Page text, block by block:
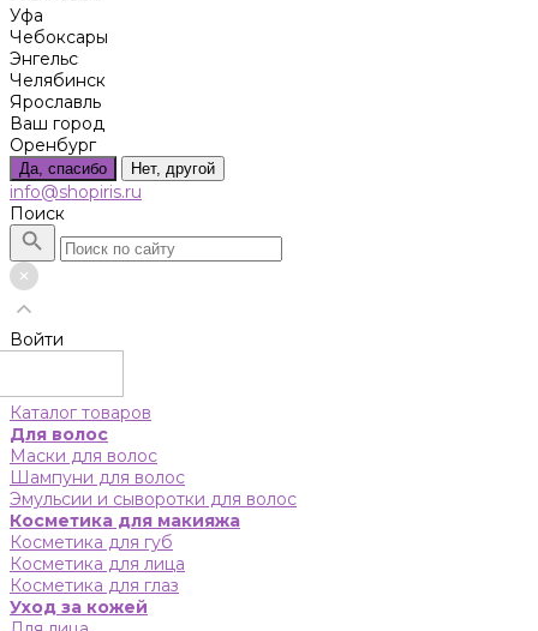
Уфа
Чебоксары
Энгельс
Челябинск
Ярославль
Ваш город
Оренбург
Да, спасибо Нет, другой
info@shopiris.ru
Поиск
Войти
Каталог товаров
Для волос
Маски для волос
Шампуни для волос
Эмульсии и сыворотки для волос
Косметика для макияжа
Косметика для губ
Косметика для лица
Косметика для глаз
Уход за кожей